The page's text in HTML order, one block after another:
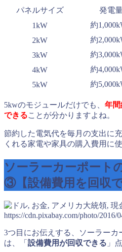
パネルサイズ
発電
1kW
約
2kW
約
3kW
約
4kW
約
5kW
約
5kwのモジュールだけでも、 年間
できることが分かりますよね。
節約した電気代を毎月の支出に
くれる家電や家具の購入費用に
ソーラーカーポート
③【設備費用を回収で
https://cdn.pixabay.com/photo/
3つ目にお伝えする、ソーラーカ
は、「 設備費用が回収できる 」